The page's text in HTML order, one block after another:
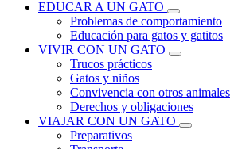
EDUCAR A UN GATO
Problemas de comportamiento
Educación para gatos y gatitos
VIVIR CON UN GATO
Trucos prácticos
Gatos y niños
Convivencia con otros animales
Derechos y obligaciones
VIAJAR CON UN GATO
Preparativos